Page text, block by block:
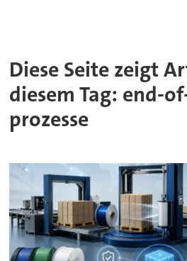
Diese Seite zeigt
diesem Tag: end-
prozesse